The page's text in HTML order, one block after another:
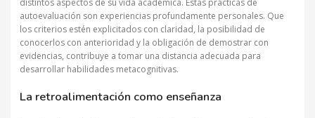
distintos aspectos de su vida académica. Estas prácticas de
autoevaluación son experiencias profundamente personales. Que
los criterios estén explicitados con claridad, la posibilidad de
conocerlos con anterioridad y la obligación de demostrar con
evidencias, contribuye a tomar una distancia adecuada para
desarrollar habilidades metacognitivas.
La retroalimentación como enseñanza